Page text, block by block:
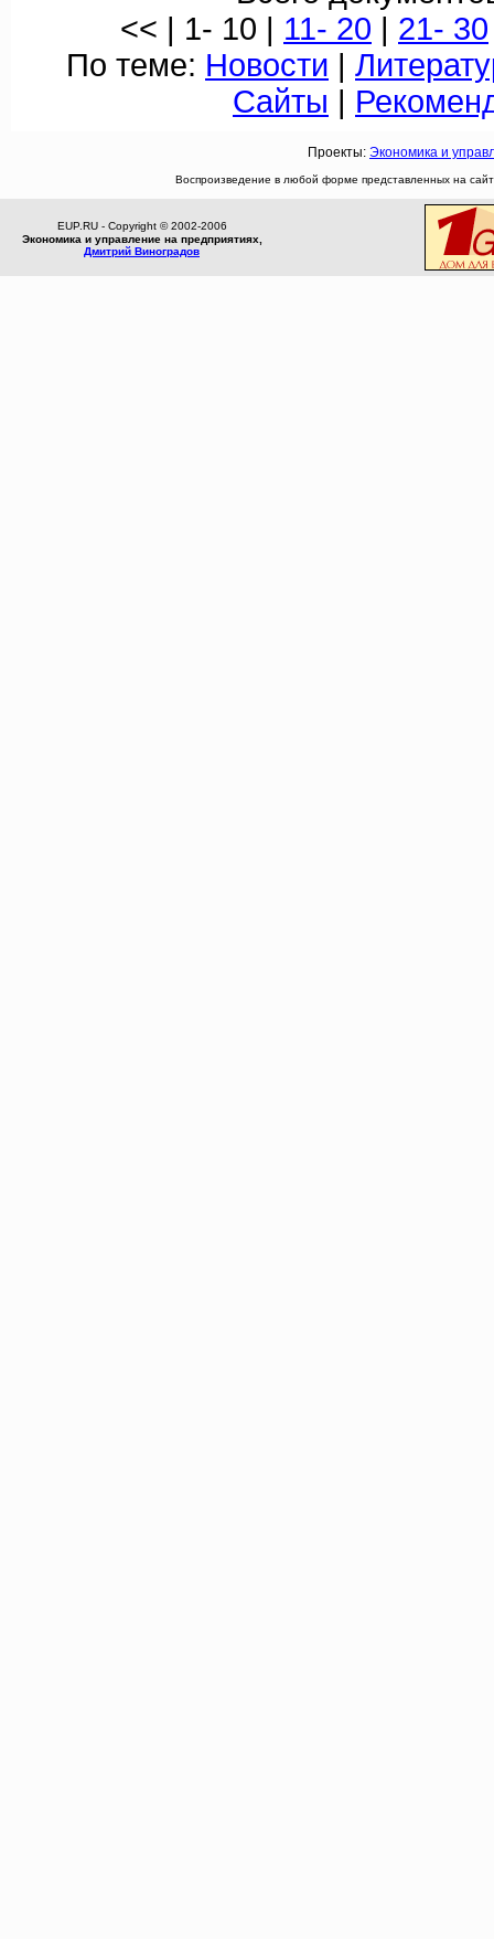
<< | 1- 10 | 11- 20 | 21- 30
По теме: Новости |
Сайты |
Проекты: Экономика и
Воспроизведение в любой форме представленных на
EUP.RU - Copyright © 2002-2006
Экономика и управление на предприятиях,
Дмитрий Виноградов